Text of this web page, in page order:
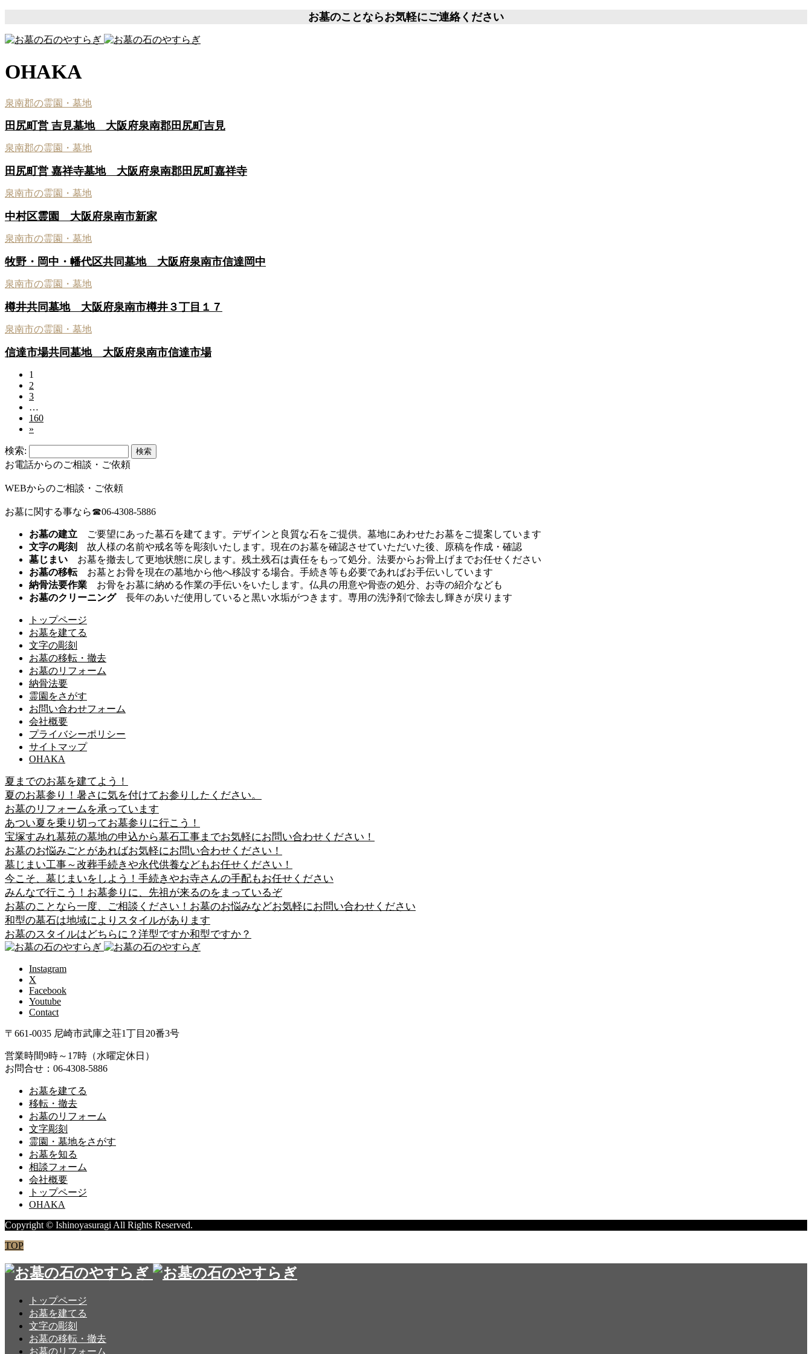
お墓のことならお気軽にご連絡ください
OHAKA
泉南郡の霊園・墓地
田尻町営 吉見墓地 大阪府泉南郡田尻町吉見
泉南郡の霊園・墓地
田尻町営 嘉祥寺墓地 大阪府泉南郡田尻町嘉祥寺
泉南市の霊園・墓地
中村区霊園 大阪府泉南市新家
泉南市の霊園・墓地
牧野・岡中・幡代区共同墓地 大阪府泉南市信達岡中
泉南市の霊園・墓地
樽井共同墓地 大阪府泉南市樽井３丁目１７
泉南市の霊園・墓地
信達市場共同墓地 大阪府泉南市信達市場
1
2
3
…
160
»
検索:
お電話からのご相談・ご依頼
WEBからのご相談・ご依頼
お墓に関する事なら☎06-4308-5886
お墓の建立 ご要望にあった墓石を建てます。デザインと良質な石をご提供。墓地にあわせたお墓をご提案しています
文字の彫刻
故人様の名前や戒名等を彫刻いたします。現在のお墓を確認させていただいた後、原稿を作成・確認
墓じまい お墓を撤去して更地状態に戻します。残土残石は責任をもって処分。法要からお骨上げまでお任せください
お墓の移転お墓とお骨を現在の墓地から他へ移設する場合。手続き等も必要であればお手伝いしています
納骨法要作業 お骨をお墓に納める作業の手伝いをいたします。仏具の用意や骨壺の処分、お寺の紹介なども
お墓のクリーニング長年のあいだ使用していると黒い水垢がつきます。専用の洗浄剤で除去し輝きが戻ります
トップページ
お墓を建てる
文字の彫刻
お墓の移転・撤去
お墓のリフォーム
納骨法要
霊園をさがす
お問い合わせフォーム
会社概要
プライバシーポリシー
サイトマップ
OHAKA
夏までのお墓を建てよう！
夏のお墓参り！暑さに気を付けてお参りしたください。
お墓のリフォームを承っています
あつい夏を乗り切ってお墓参りに行こう！
宝塚すみれ墓苑の墓地の申込から墓石工事までお気軽にお問い合わせください！
お墓のお悩みごとがあればお気軽にお問い合わせください！
墓じまい工事～改葬手続きや永代供養などもお任せください！
今こそ、墓じまいをしよう！手続きやお寺さんの手配もお任せください
みんなで行こう！お墓参りに、先祖が来るのをまっているぞ
お墓のことなら一度、ご相談ください！お墓のお悩みなどお気軽にお問い合わせください
和型の墓石は地域によりスタイルがあります
お墓のスタイルはどちらに？洋型ですか和型ですか？
Instagram
X
Facebook
Youtube
Contact
〒661-0035 尼崎市武庫之荘1丁目20番3号
営業時間9時～17時（水曜定休日）
お問合せ：06-4308-5886
お墓を建てる
移転・撤去
お墓のリフォーム
文字彫刻
霊園・墓地をさがす
お墓を知る
相談フォーム
会社概要
トップページ
OHAKA
Copyright © Ishinoyasuragi All Rights Reserved.
TOP
トップページ
お墓を建てる
文字の彫刻
お墓の移転・撤去
お墓のリフォーム